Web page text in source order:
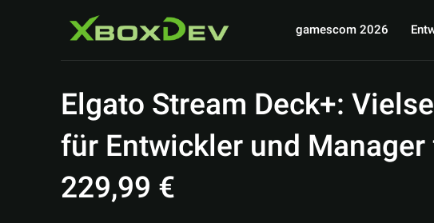
gamescom 2026
Elgato Stream Deck+:
für Entwickler und
229,99 €